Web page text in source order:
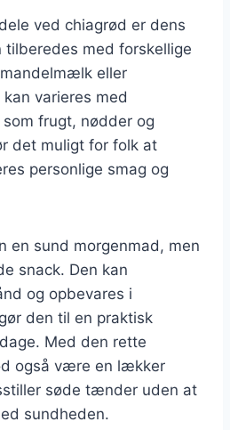
ved chiagrød er dens
tilberedes med forskellige
eller
varieres med
frugt, nødder og
det muligt for folk at
personlige smag og
en sund morgenmad, men
snack. Den kan
og opbevares i
den til en praktisk
Med den rette
også være en lækker
søde tænder uden at
sundheden.